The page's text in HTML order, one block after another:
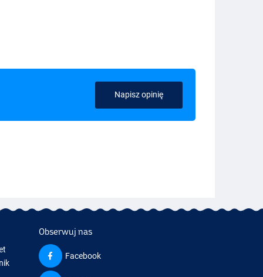
Napisz opinię
Obserwuj nas
Facebook